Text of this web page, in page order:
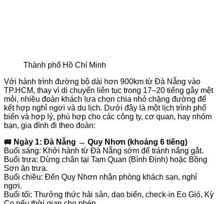
Thành phố Hồ Chí Minh
Với hành trình đường bộ dài hơn 900km từ Đà Nẵng vào
TP.HCM, thay vì di chuyển liên tục trong 17–20 tiếng gây mệt
mỏi, nhiều đoàn khách lựa chọn chia nhỏ chặng đường để
kết hợp nghỉ ngơi và du lịch. Dưới đây là một lịch trình phổ
biến và hợp lý, phù hợp cho các công ty, cơ quan, hay nhóm
bạn, gia đình đi theo đoàn:
🚐 Ngày 1: Đà Nẵng → Quy Nhơn (khoảng 6 tiếng)
Buổi sáng: Khởi hành từ Đà Nẵng sớm để tránh nắng gắt.
Buổi trưa: Dừng chân tại Tam Quan (Bình Định) hoặc Bồng
Sơn ăn trưa.
Buổi chiều: Đến Quy Nhơn nhận phòng khách sạn, nghỉ
ngơi.
Buổi tối: Thưởng thức hải sản, dạo biển, check-in Eo Gió, Kỳ